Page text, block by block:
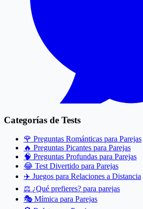
Categorías de Tests
🌹 Preguntas Románticas para Parejas
🔥 Preguntas Picantes para Parejas
🧠 Preguntas Profundas para Parejas
😂 Test Divertido para Parejas
✈️ Juegos para Relaciones a Distancia
⚖️ ¿Qué prefieres? para parejas
🎭 Mímica para Parejas